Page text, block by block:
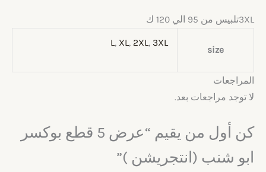
3XLتلبيس من 95 الي 120 ك
size
L, XL, 2XL, 3XL
المراجعات
لا توجد مراجعات بعد.
كن أول من يقيم “عرض 5 قطع بوكسر
ابو شنب (انتجريشن )”